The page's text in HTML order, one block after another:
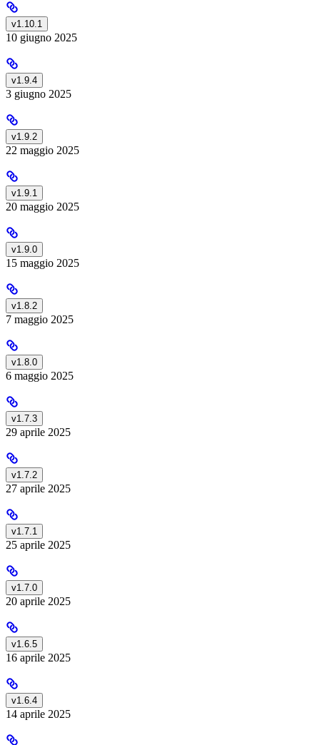
v1.10.1
10 giugno 2025
v1.9.4
3 giugno 2025
v1.9.2
22 maggio 2025
v1.9.1
20 maggio 2025
v1.9.0
15 maggio 2025
v1.8.2
7 maggio 2025
v1.8.0
6 maggio 2025
v1.7.3
29 aprile 2025
v1.7.2
27 aprile 2025
v1.7.1
25 aprile 2025
v1.7.0
20 aprile 2025
v1.6.5
16 aprile 2025
v1.6.4
14 aprile 2025